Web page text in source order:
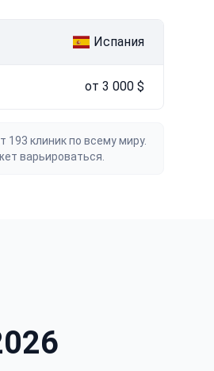
Испания
от 3 000 $
клиник по всему миру.
варьироваться.